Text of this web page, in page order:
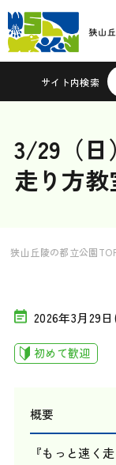
サイト内検索
3/29（日
走り方教
狭山丘陵の都立公園
2026年3月29
初めて歓迎
概要
『もっと速く